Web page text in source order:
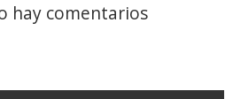
hay comentarios